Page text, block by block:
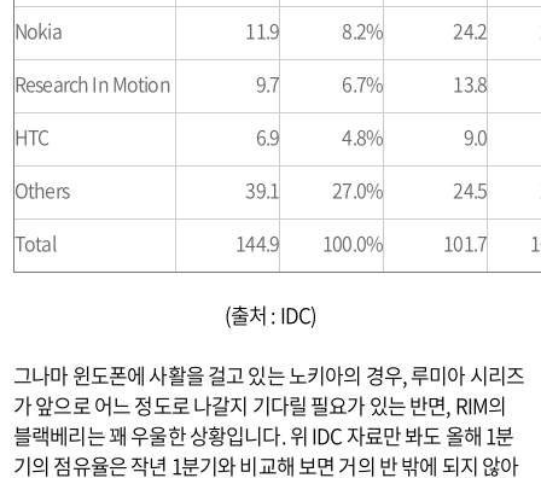
Nokia
11.9 8.2% 24.2
Research In Motion
9.7 6.7% 13.8
HTC
6.9 4.8%
9.0
Others
39.1 27.0% 24.5
Total
144.9 100.0% 101.7
(출처 : IDC)
그나마 윈도폰에 사활을 걸고 있는 노키아의 경우, 루미아 시리즈
가 앞으로 어느 정도로 나갈지 기다릴 필요가 있는 반면, RIM의
블랙베리는 꽤 우울한 상황입니다. 위 IDC 자료만 봐도 올해 1분
기의 점유율은 작년 1분기와 비교해 보면 거의 반 밖에 되지 않아